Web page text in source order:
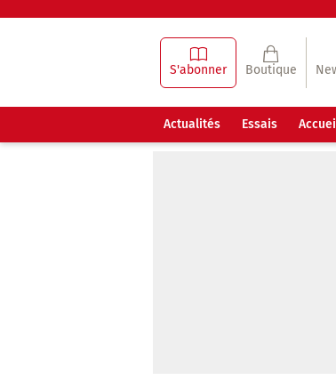
S'abonner Boutique
Actualités Essais